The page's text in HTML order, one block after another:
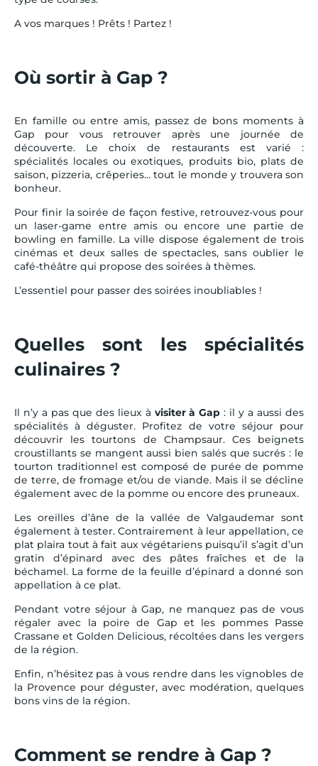
A vos marques ! Prêts ! Partez !
Où sortir à Gap ?
En famille ou entre amis, passez de bons moments à
Gap pour vous retrouver après une journée de
découverte. Le choix de restaurants est varié :
spécialités locales ou exotiques, produits bio, plats de
saison, pizzeria, crêperies… tout le monde y trouvera son
bonheur.
Pour finir la soirée de façon festive, retrouvez-vous pour
un laser-game entre amis ou encore une partie de
bowling en famille. La ville dispose également de trois
cinémas et deux salles de spectacles, sans oublier le
café-théâtre qui propose des soirées à thèmes.
L’essentiel pour passer des soirées inoubliables !
Quelles sont les spécialités
culinaires ?
Il n’y a pas que des lieux à visiter à Gap: il y a aussi des
spécialités à déguster. Profitez de votre séjour pour
découvrir les tourtons de Champsaur. Ces beignets
croustillants se mangent aussi bien salés que sucrés : le
tourton traditionnel est composé de purée de pomme
de terre, de fromage et/ou de viande. Mais il se décline
également avec de la pomme ou encore des pruneaux.
Les oreilles d’âne de la vallée de Valgaudemar sont
également à tester. Contrairement à leur appellation, ce
plat plaira tout à fait aux végétariens puisqu’il s’agit d’un
gratin d’épinard avec des pâtes fraîches et de la
béchamel. La forme de la feuille d’épinard a donné son
appellation à ce plat.
Pendant votre séjour à Gap, ne manquez pas de vous
régaler avec la poire de Gap et les pommes Passe
Crassane et Golden Delicious, récoltées dans les vergers
de la région.
Enfin, n’hésitez pas à vous rendre dans les vignobles de
la Provence pour déguster, avec modération, quelques
bons vins de la région.
Comment se rendre à Gap ?